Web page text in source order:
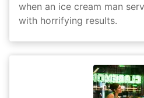
when an ice cream man
with horrifying results.